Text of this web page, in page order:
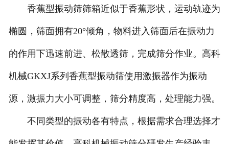
香蕉型振动筛筛箱近似于香蕉形状，运动轨迹为
椭圆，筛面拥有20°倾角，物料进入筛面后在振动力
的作用下迅速前进、松散透筛，完成筛分作业。高科
机械GKXJ系列香蕉型振动筛使用激振器作为振动
源，激振力大小可调整，筛分精度高，处理能力强。
不同类型的振动各有特点，根据需求合理选择才